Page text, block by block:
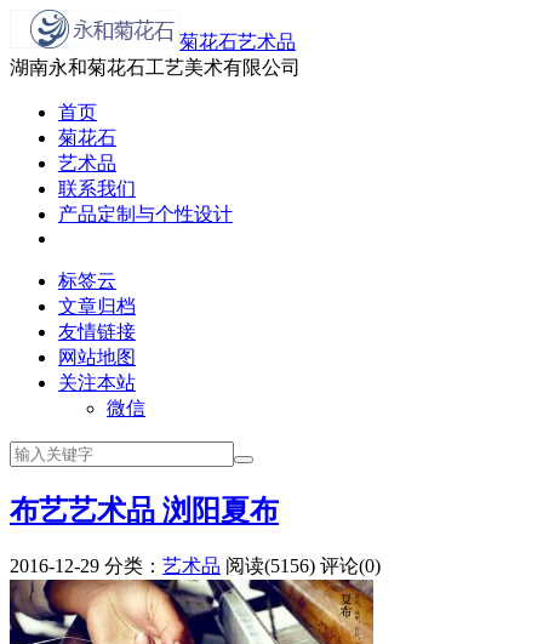
菊花石艺术品
湖南永和菊花石工艺美术有限公司
首页
菊花石
艺术品
联系我们
产品定制与个性设计
标签云
文章归档
友情链接
网站地图
关注本站
微信
布艺艺术品 浏阳夏布
2016-12-29 分类： 艺术品 阅读(5156) 评论(0)